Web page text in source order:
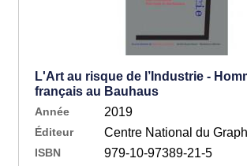
L'Art au risque de l’Industrie -
français au Bauhaus
Année 2019
Éditeur Centre National du
ISBN 979-10-97389-21-5